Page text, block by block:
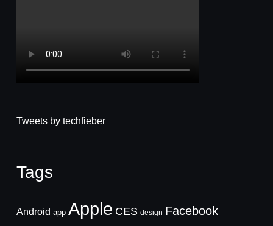
Tweets by techfieber
Tags
Android app Apple CES design Facebook